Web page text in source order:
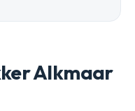
Alkmaar